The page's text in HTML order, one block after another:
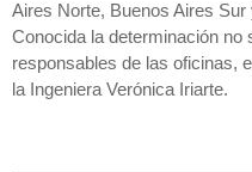
Aires Norte, Buenos Aires Sur
Conocida la determinación no
responsables de las oficinas,
la Ingeniera Verónica Iriarte.